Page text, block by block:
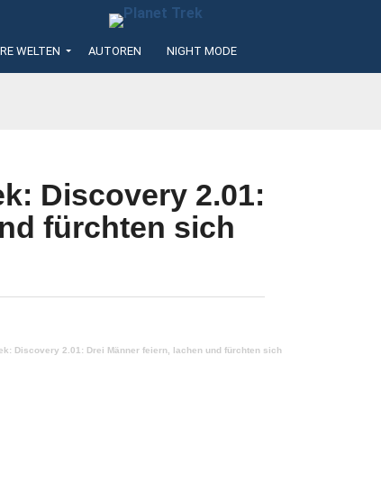
WELTEN AUTOREN NIGHT MODE
Discovery 2.01:
fürchten sich
Discovery 2.01: Drei Männer feiern, lachen und fürchten sich